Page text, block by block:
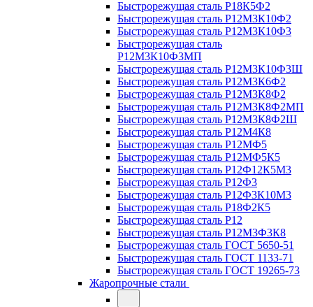
Быстрорежущая сталь Р18К5Ф2
Быстрорежущая сталь Р12М3К10Ф2
Быстрорежущая сталь Р12М3К10Ф3
Быстрорежущая сталь
Р12М3К10Ф3МП
Быстрорежущая сталь Р12М3К10Ф3Ш
Быстрорежущая сталь Р12М3К6Ф2
Быстрорежущая сталь Р12М3К8Ф2
Быстрорежущая сталь Р12М3К8Ф2МП
Быстрорежущая сталь Р12М3К8Ф2Ш
Быстрорежущая сталь Р12М4К8
Быстрорежущая сталь Р12МФ5
Быстрорежущая сталь Р12МФ5К5
Быстрорежущая сталь Р12Ф12К5М3
Быстрорежущая сталь Р12Ф3
Быстрорежущая сталь Р12Ф3К10М3
Быстрорежущая сталь Р18Ф2К5
Быстрорежущая сталь Р12
Быстрорежущая сталь Р12М3Ф3К8
Быстрорежущая сталь ГОСТ 5650-51
Быстрорежущая сталь ГОСТ 1133-71
Быстрорежущая сталь ГОСТ 19265-73
Жаропрочные стали